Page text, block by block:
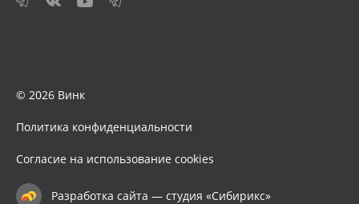
© 2026 Винк
Политика конфиденциальности
Согласие на использование cookies
Разработка сайта — студия «Сибирикс»